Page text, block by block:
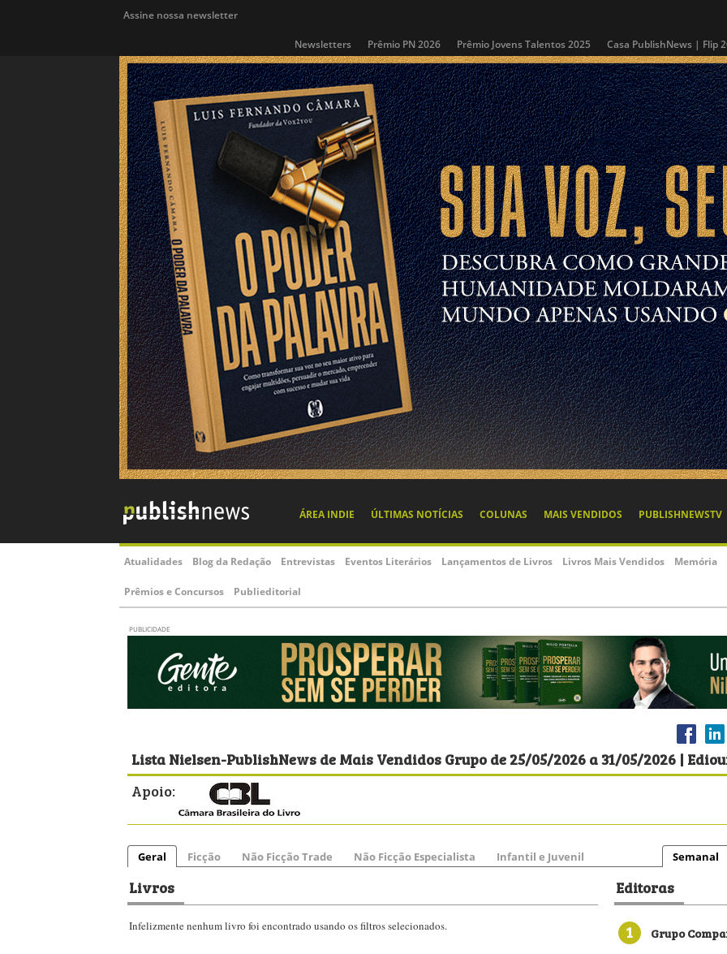
Assine nossa newsletter
Newsletters Prêmio PN 2026 Prêmio Jovens Talentos 2025 Casa PublishNews | Flip
ÁREA INDIE ÚLTIMAS NOTÍCIAS COLUNAS MAIS VENDIDOS PUBLISHNEWSTV
Atualidades Blog da Redação Entrevistas Eventos Literários Lançamentos de Livros Livros Mais Vendidos Memória
Prêmios e Concursos Publieditorial
PUBLICIDADE
Lista Nielsen-PublishNews de Mais Vendidos Grupo de 25/05/2026 a 31/05/2026 |
Apoio:
Geral Ficção Não Ficção Trade Não Ficção Especialista Infantil e Juvenil Semanal
Livros
Infelizmente nenhum livro foi encontrado usando os filtros selecionados.
Editoras
1
Grupo